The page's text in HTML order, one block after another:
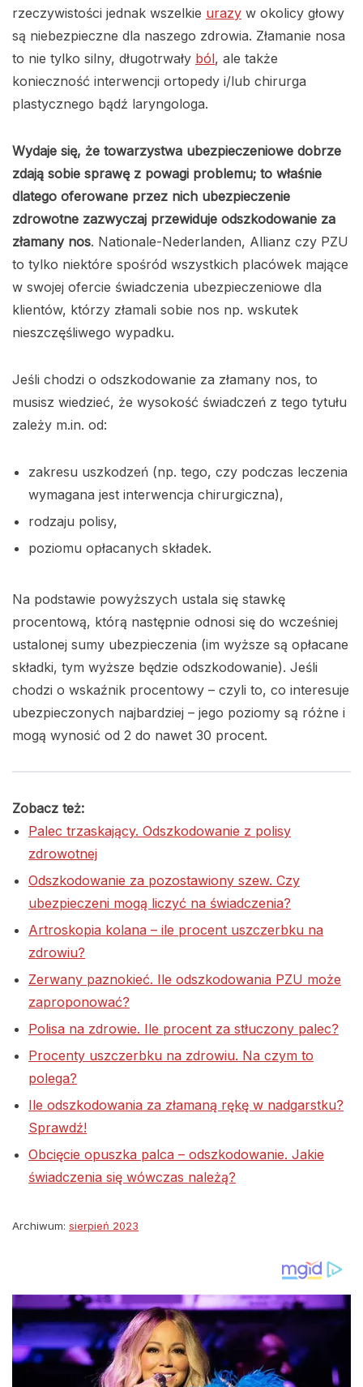
rzeczywistości jednak wszelkie urazy w okolicy głowy
są niebezpieczne dla naszego zdrowia. Złamanie nosa
to nie tylko silny, długotrwały ból, ale także
konieczność interwencji ortopedy i/lub chirurga
plastycznego bądź laryngologa.
Wydaje się, że towarzystwa ubezpieczeniowe dobrze
zdają sobie sprawę z powagi problemu; to właśnie
dlatego oferowane przez nich ubezpieczenie
zdrowotne zazwyczaj przewiduje odszkodowanie za
złamany nos. Nationale-Nederlanden, Allianz czy PZU
to tylko niektóre spośród wszystkich placówek mające
w swojej ofercie świadczenia ubezpieczeniowe dla
klientów, którzy złamali sobie nos np. wskutek
nieszczęśliwego wypadku.
Jeśli chodzi o odszkodowanie za złamany nos, to
musisz wiedzieć, że wysokość świadczeń z tego tytułu
zależy m.in. od:
zakresu uszkodzeń (np. tego, czy podczas leczenia
wymagana jest interwencja chirurgiczna),
rodzaju polisy,
poziomu opłacanych składek.
Na podstawie powyższych ustala się stawkę
procentową, którą następnie odnosi się do wcześniej
ustalonej sumy ubezpieczenia (im wyższe są opłacane
składki, tym wyższe będzie odszkodowanie). Jeśli
chodzi o wskaźnik procentowy – czyli to, co interesuje
ubezpieczonych najbardziej – jego poziomy są różne i
mogą wynosić od 2 do nawet 30 procent.
Zobacz też:
Palec trzaskający. Odszkodowanie z polisy
zdrowotnej
Odszkodowanie za pozostawiony szew. Czy
ubezpieczeni mogą liczyć na świadczenia?
Artroskopia kolana – ile procent uszczerbku na
zdrowiu?
Zerwany paznokieć. Ile odszkodowania PZU może
zaproponować?
Polisa na zdrowie. Ile procent za stłuczony palec?
Procenty uszczerbku na zdrowiu. Na czym to
polega?
Ile odszkodowania za złamaną rękę w nadgarstku?
Sprawdź!
Obcięcie opuszka palca – odszkodowanie. Jakie
świadczenia się wówczas należą?
Archiwum: sierpień 2023